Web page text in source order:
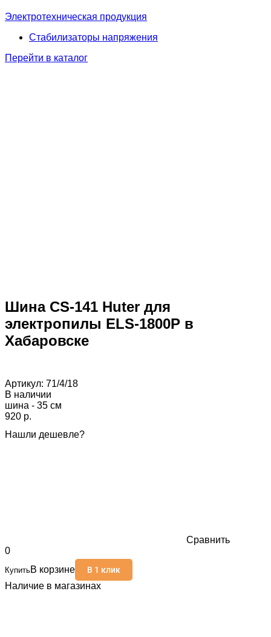
Электротехническая продукция
Стабилизаторы напряжения
Перейти в каталог
Шина CS-141 Huter для
электропилы ELS-1800P в
Хабаровске
Артикул: 71/4/18
В наличии
шина - 35 см
920 p.
Нашли дешевле?
Сравнить
0
КупитьВ корзине В 1 клик
Наличие в магазинах